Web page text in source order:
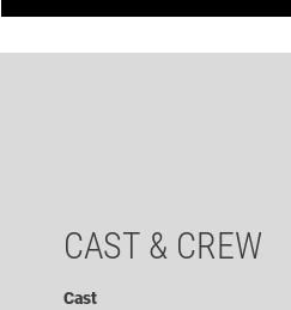
CAST & CREW
Cast